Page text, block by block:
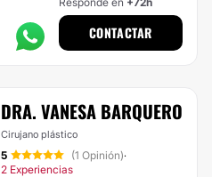
CONTACTAR
DRA. VANESA BARQUERO
Cirujano plástico
5 (1 Opinión)·
2 Experiencias